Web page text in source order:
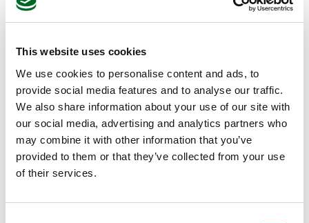
This website uses cookies
We use cookies to personalise content and ads, to
provide social media features and to analyse our traffic.
We also share information about your use of our site with
our social media, advertising and analytics partners who
may combine it with other information that you’ve
provided to them or that they’ve collected from your use
of their services.
Kontakt os i dag!
Simpelt skal det være. Det bliver ikke mere enkelt end
Ventherm. Er du i tvivl om, hvordan netop dit anlæg
skal skræddersyes? Vi kan hjælpe dig med at komme
helt i mål med din investering i et nyt anlæg. Netop så
du bliver tilfreds med løsningen, som både er nem at
betjene og servicere.
Invester i et maleanlæg med energireducerende